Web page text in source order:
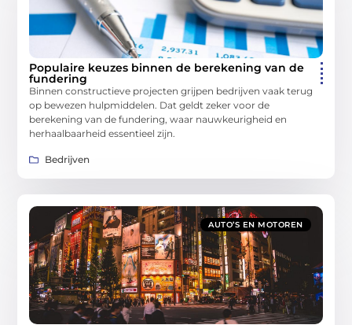
Populaire keuzes binnen de berekening van de
fundering
Binnen constructieve projecten grijpen bedrijven vaak terug
op bewezen hulpmiddelen. Dat geldt zeker voor de
berekening van de fundering, waar nauwkeurigheid en
herhaalbaarheid essentieel zijn.
Bedrijven
AUTO’S EN MOTOREN